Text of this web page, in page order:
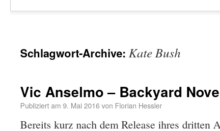
Schlagwort-Archive: Kate Bush
Vic Anselmo – Backyard
Publiziert am 9. Mai 2016von Florian Hessler
Bereits kurz nach dem Release ihres dritten